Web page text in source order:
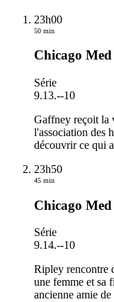
23h00
50 min
Chicago Med
Série
9.13.--10
Gaffney reçoit la
l'association des
découvrir ce qui
23h50
45 min
Chicago Med
Série
9.14.--10
Ripley rencontre
une femme et sa
ancienne amie